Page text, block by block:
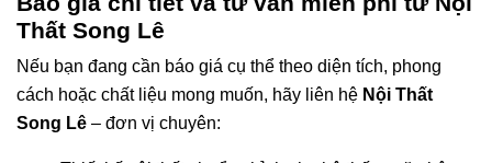
Thất Song Lê
Nếu bạn đang cần báo giá cụ thể theo diện tích, phong
cách hoặc chất liệu mong muốn, hãy liên hệ Nội Thất
Song Lê – đơn vị chuyên: